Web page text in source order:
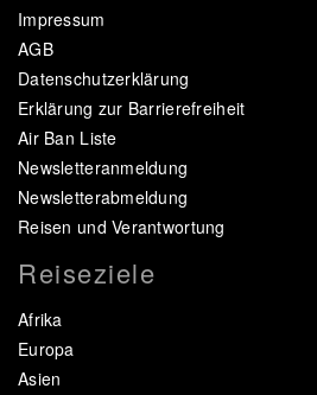
Impressum
AGB
Datenschutzerklärung
Erklärung zur Barrierefreiheit
Air Ban Liste
Newsletteranmeldung
Newsletterabmeldung
Reisen und Verantwortung
Reiseziele
Afrika
Europa
Asien